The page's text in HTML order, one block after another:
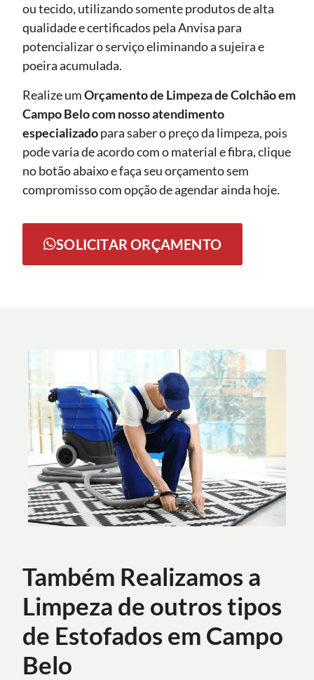
ou tecido, utilizando somente produtos de alta
qualidade e certificados pela Anvisa para
potencializar o serviço eliminando a sujeira e
poeira acumulada.
Realize umOrçamento de Limpeza de Colchão em
Campo Belo com nosso atendimento
especializadopara saber o preço da limpeza, pois
pode varia de acordo com o material e fibra, clique
no botão abaixo e faça seu orçamento sem
compromisso com opção de agendar ainda hoje.
SOLICITAR ORÇAMENTO
Também Realizamos a
Limpeza de outros tipos
de Estofados em Campo
Belo